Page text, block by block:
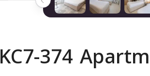
KC7-374